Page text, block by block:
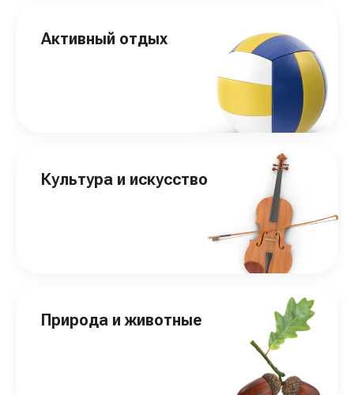
Активный отдых
Культура и искусство
Природа и животные